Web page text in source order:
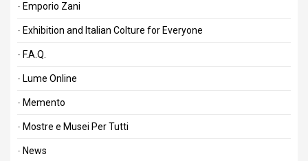
Emporio Zani
Exhibition and Italian Colture for Everyone
F.A.Q.
Lume Online
Memento
Mostre e Musei Per Tutti
News